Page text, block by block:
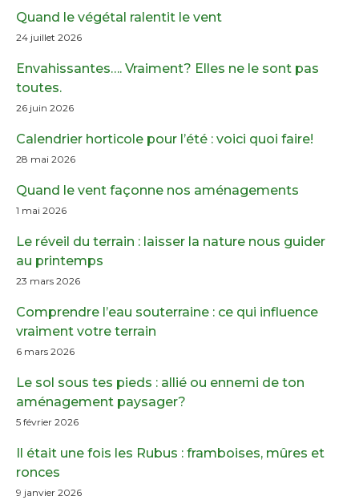
Quand le végétal ralentit le vent
24 juillet 2026
Envahissantes…. Vraiment? Elles ne le sont pas
toutes.
26 juin 2026
Calendrier horticole pour l’été : voici quoi faire!
28 mai 2026
Quand le vent façonne nos aménagements
1 mai 2026
Le réveil du terrain : laisser la nature nous guider
au printemps
23 mars 2026
Comprendre l’eau souterraine : ce qui influence
vraiment votre terrain
6 mars 2026
Le sol sous tes pieds : allié ou ennemi de ton
aménagement paysager?
5 février 2026
Il était une fois les Rubus : framboises, mûres et
ronces
9 janvier 2026